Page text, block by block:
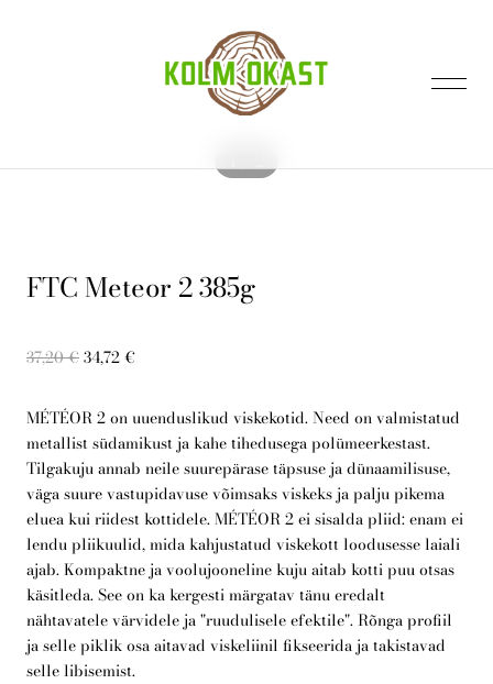
E-pood
Telli arborist
FTC Meteor 2 385g
37,20 €34,72 €
MÉTÉOR 2 on uuenduslikud viskekotid. Need on valmistatud
metallist südamikust ja kahe tihedusega polümeerkestast.
Tilgakuju annab neile suurepärase täpsuse ja dünaamilisuse,
väga suure vastupidavuse võimsaks viskeks ja palju pikema
eluea kui riidest kottidele. MÉTÉOR 2 ei sisalda pliid: enam ei
lendu pliikuulid, mida kahjustatud viskekott loodusesse laiali
ajab. Kompaktne ja voolujooneline kuju aitab kotti puu otsas
käsitleda. See on ka kergesti märgatav tänu eredalt
nähtavatele värvidele ja "ruudulisele efektile". Rõnga profiil
ja selle piklik osa aitavad viskeliinil fikseerida ja takistavad
selle libisemist.